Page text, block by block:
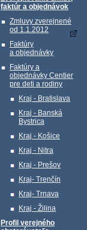
faktúr a objednávok
Zmluvy zverejnené
od 1.1.2012
Faktúry
a objednávky
Faktúry a
objednávky Centier
pre deti a rodiny
Kraj - Bratislava
Kraj - Banská
Bystrica
Kraj - Košice
Kraj - Nitra
Kraj - Prešov
Kraj- Trenčín
Kraj- Trnava
Kraj - Žilina
Profil verejného